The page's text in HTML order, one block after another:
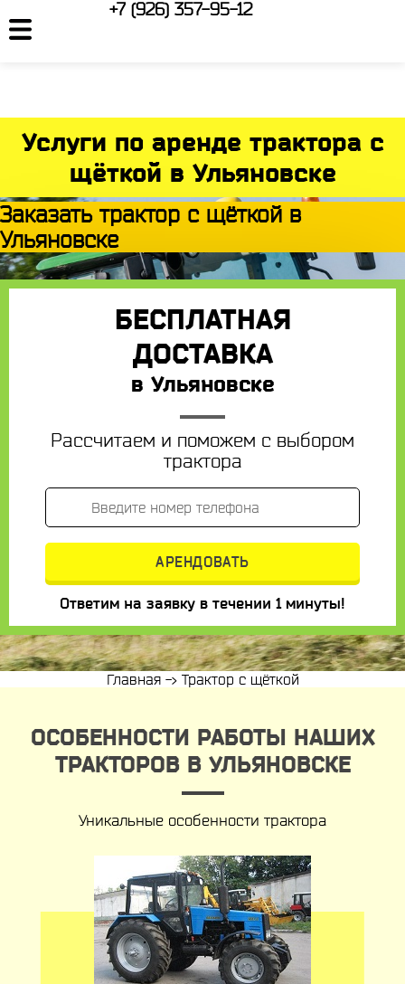
+7 (926) 357-95-12
Услуги по аренде трактора с
щёткой в Ульяновске
Заказать трактор с щёткой в
Ульяновске
БЕСПЛАТНАЯ
ДОСТАВКА
в Ульяновске
Рассчитаем и поможем с выбором
трактора
Ответим на заявку в течении 1 минуты!
Главная-> Трактор с щёткой
ОСОБЕННОСТИ РАБОТЫ НАШИХ
ТРАКТОРОВ В УЛЬЯНОВСКЕ
Уникальные особенности трактора